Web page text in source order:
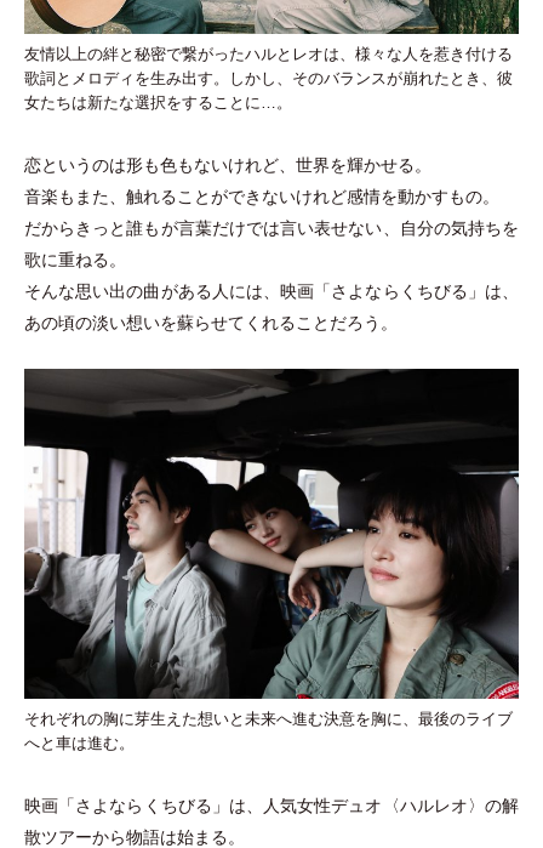
友情以上の絆と秘密で繋がったハルとレオは、様々な人を惹き付ける
歌詞とメロディを生み出す。しかし、そのバランスが崩れたとき、彼
女たちは新たな選択をすることに…。
恋というのは形も色もないけれど、世界を輝かせる。
音楽もまた、触れることができないけれど感情を動かすもの。
だからきっと誰もが言葉だけでは言い表せない、自分の気持ちを
歌に重ねる。
そんな思い出の曲がある人には、映画 「さよならくちびる 」 は、
あの頃の淡い想いを蘇らせてくれることだろう。
それぞれの胸に芽生えた想いと未来へ進む決意を胸に、最後のライブ
へと車は進む。
映画 「さよならくちびる 」 は、人気女性デュオ〈ハルレオ〉の解
散ツアーから物語は始まる。